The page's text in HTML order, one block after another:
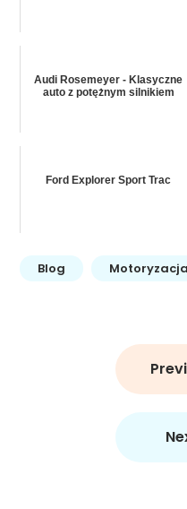
Audi Rosemeyer - Klasyczne
auto z potężnym silnikiem
Ford Explorer Sport Trac
Blog Motoryzacja